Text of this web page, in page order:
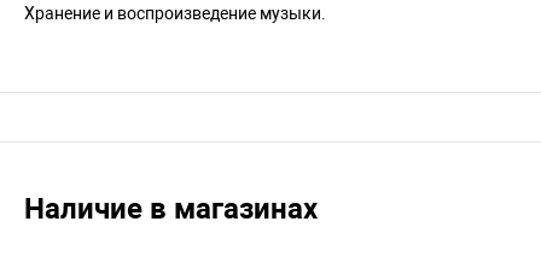
Хранение и воспроизведение музыки.
Наличие в магазинах